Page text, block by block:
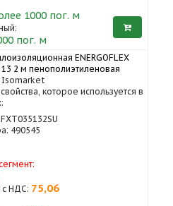
1000 пог. м
пог. м
ENERGOFLEX
13 2 м пенополиэтиленовая
Isomarket
которое используется в
490545
НДС: 75,06